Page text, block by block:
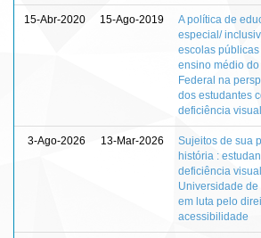
15-Abr-2020 15-Ago-2019
A política de
especial/
escolas públicas
ensino médio
Federal na
dos estudantes
deficiência visual
3-Ago-2026 13-Mar-2026
Sujeitos de sua
história :
deficiência
Universidade de
em luta pelo
acessibilidade